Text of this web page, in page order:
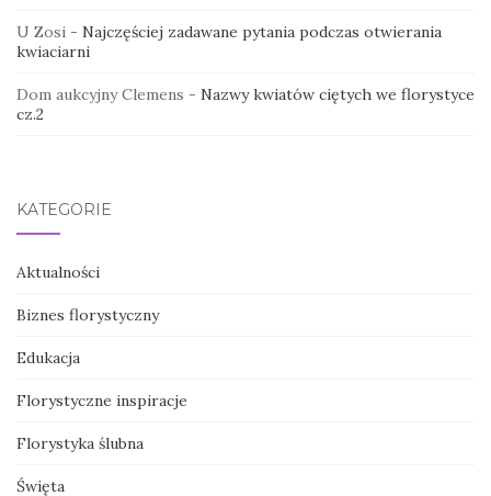
U Zosi - Najczęściej zadawane pytania podczas otwierania
kwiaciarni
Dom aukcyjny Clemens - Nazwy kwiatów ciętych we florystyce
cz.2
KATEGORIE
Aktualności
Biznes florystyczny
Edukacja
Florystyczne inspiracje
Florystyka ślubna
Święta